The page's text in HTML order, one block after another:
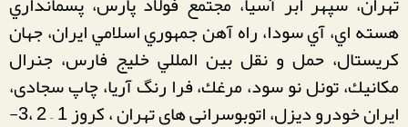
هسته اي، آي سودا، راه آهن جمهوري اسلامي ايران، جهان
كريستال، حمل و نقل بین المللي خلیج فارس، جنرال
مكانیك، تونل نو سود، مرغك، فرا رنگ آريا، چاپ سجادی،
ایران خودرو دیزل، اتوبوسرانی های تهران ، کروز 1 – 2 ،3-